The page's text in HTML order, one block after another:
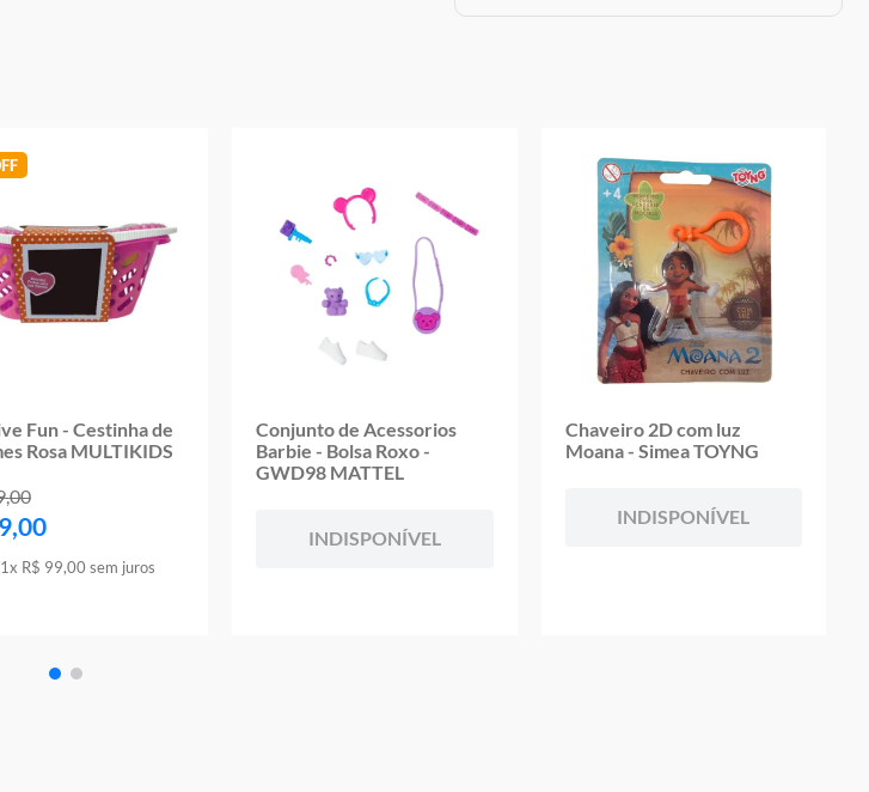
defeitos de fabricação
Fun - Cestinha de
Rosa MULTIKIDS
,00
,00
1x R$ 99,00 sem juros
Conjunto de Acessorios
Barbie - Bolsa Roxo -
GWD98 MATTEL
INDISPONÍVEL
Chaveiro 2D com luz
Moana - Simea TOYNG
INDISPONÍVEL